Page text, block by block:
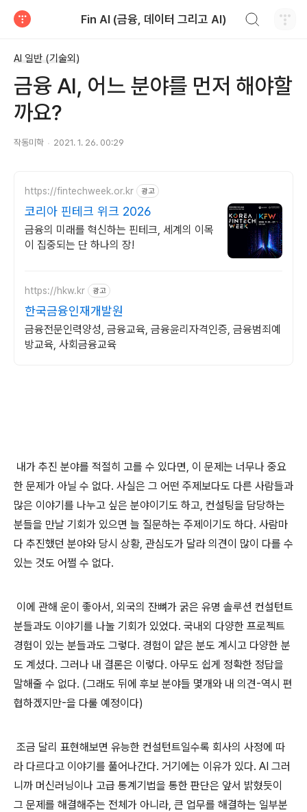
Fin AI (금융, 데이터 그리고 AI)
AI 일반 (기술외)
금융 AI, 어느 분야를 먼저 해야할
까요?
작동미학 2021. 1. 26. 00:29
https://fintechweek.or.kr 광고
코리아 핀테크 위크 2026
금융의 미래를 혁신하는 핀테크, 세계의 이목
이 집중되는 단 하나의 장!
https://hkw.kr 광고
한국금융인재개발원
금융전문인력양성, 금융교육, 금융윤리자격인증, 금융범죄예
방교육, 사회금융교육
내가 추진 분야를 적절히 고를 수 있다면, 이 문제는 너무나 중요
한 문제가 아닐 수 없다. 사실은 그 어떤 주제보다도 다른 사람들과
많은 이야기를 나누고 싶은 분야이기도 하고, 컨설팅을 담당하는
분들을 만날 기회가 있으면 늘 질문하는 주제이기도 하다. 사람마
다 추진했던 분야와 당시 상황, 관심도가 달라 의견이 많이 다를 수
있는 것도 어쩔 수 없다.
이에 관해 운이 좋아서, 외국의 잔뼈가 굵은 유명 솔루션 컨설턴트
분들과도 이야기를 나눌 기회가 있었다. 국내외 다양한 프로젝트
경험이 있는 분들과도 그렇다. 경험이 얕은 분도 계시고 다양한 분
도 계셨다. 그러나 내 결론은 이렇다. 아무도 쉽게 정확한 정답을
말해줄 수 없다. (그래도 뒤에 후보 분야들 몇개와 내 의견-역시 편
협하겠지만-을 다룰 예정이다)
조금 달리 표현해보면 유능한 컨설턴트일수록 회사의 사정에 따
라 다르다고 이야기를 풀어나간다. 거기에는 이유가 있다. AI 그러
니까 머신러닝이나 고급 통계기법을 통한 판단은 앞서 밝혔듯이
그 문제를 해결해주는 전체가 아니라, 큰 업무를 해결하는 일부분